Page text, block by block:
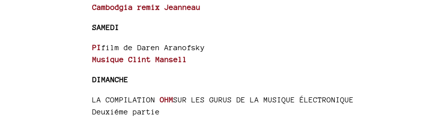
Cambodgia remix Jeanneau
SAMEDI
PIfilm de Daren Aranofsky
Musique Clint Mansell
DIMANCHE
LA COMPILATIONOHMSUR LES GURUS DE LA MUSIQUE ÉLECTRONIQUE
Deuxiéme partie